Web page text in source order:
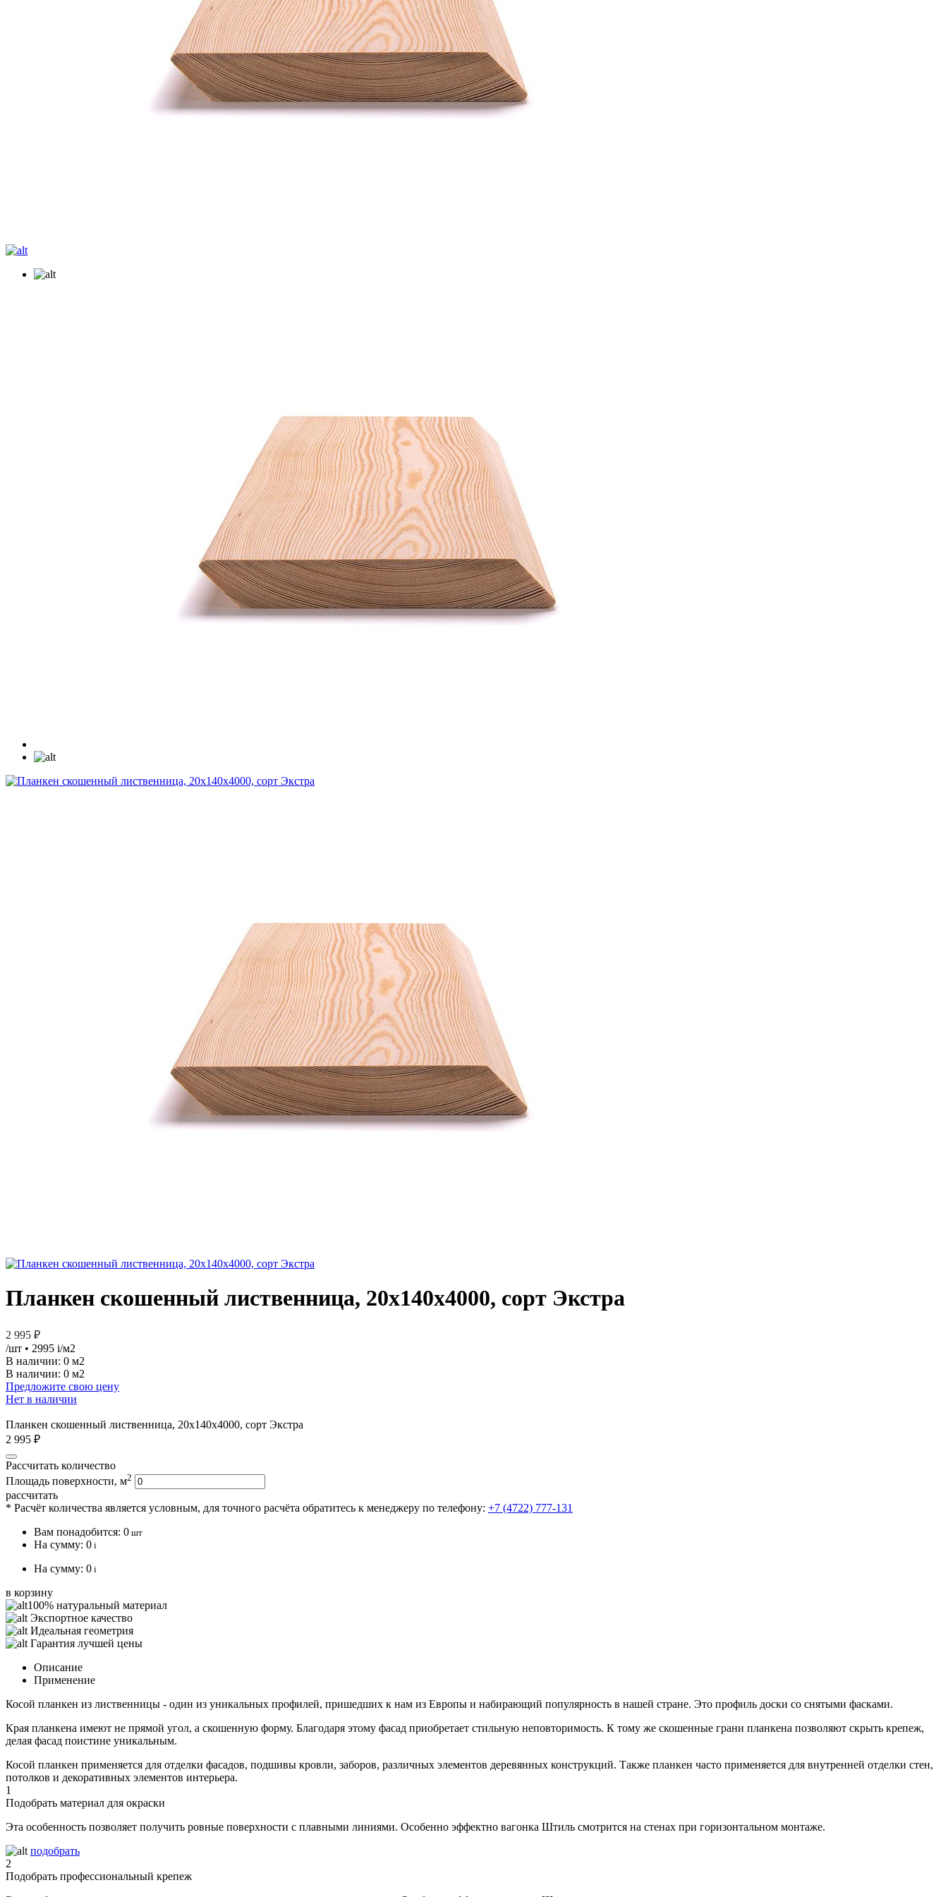
Планкен скошенный лиственница, 20х140х4000, сорт Экстра
2 995 ₽
/шт • 2995 i/м2
В наличии: 0 м2
В наличии: 0 м2
Предложите свою цену
Нет в наличии
Планкен скошенный лиственница, 20х140х4000, сорт Экстра
2 995 ₽
Рассчитать количество
Площадь поверхности, м2
рассчитать
* Расчёт количества является условным, для точного расчёта обратитесь к менеджеру по телефону: +7 (4722) 777-131
Вам понадобится: 0 шт
На сумму: 0 i
На сумму: 0 i
в корзину
100% натуральный материал
Экспортное качество
Идеальная геометрия
Гарантия лучшей цены
Описание
Применение
Косой планкен из лиственницы - один из уникальных профилей, пришедших к нам из Европы и набирающий популярность в нашей стране. Это профиль доски со снятыми фасками.
Края планкена имеют не прямой угол, а скошенную форму. Благодаря этому фасад приобретает стильную неповторимость. К тому же скошенные грани планкена позволяют скрыть крепеж,
делая фасад поистине уникальным.
Косой планкен применяется для отделки фасадов, подшивы кровли, заборов, различных элементов деревянных конструкций. Также планкен часто применяется для внутренней отделки стен,
потолков и декоративных элементов интерьера.
1
Подобрать материал для окраски
Эта особенность позволяет получить ровные поверхности с плавными линиями. Особенно эффектно вагонка Штиль смотрится на стенах при горизонтальном монтаже.
подобрать
2
Подобрать профессиональный крепеж